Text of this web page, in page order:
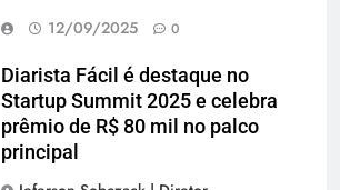
12/09/2025
0
Diarista Fácil é destaque no
Startup Summit 2025 e celebra
prêmio de R$ 80 mil no palco
principal